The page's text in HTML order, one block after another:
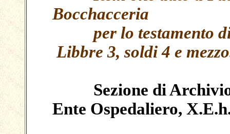
Bocchacceria
per lo testamento
Libbre 3, soldi 4 e
Sezione di Archivio
Ente Ospedaliero,